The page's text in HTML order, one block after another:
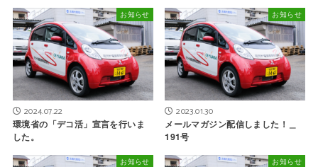
お知らせ
2024.07.22
環境省の「デコ活」宣言を行いま
した。
お知らせ
2023.01.30
メールマガジン配信しました！＿
191号
お知らせ お知らせ